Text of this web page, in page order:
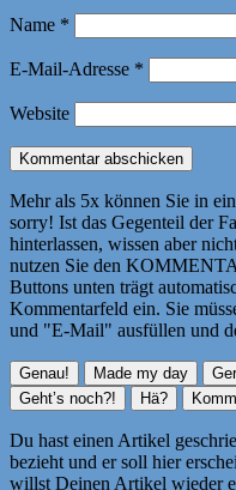
Name *
E-Mail-Adresse *
Website
Mehr als 5x können Sie in
sorry! Ist das Gegenteil der
hinterlassen, wissen aber
nutzen Sie den
Buttons unten trägt
Kommentarfeld ein. Sie
und "E-Mail" ausfüllen und
Du hast einen Artikel
bezieht und er soll hier
willst Deinen Artikel wieder